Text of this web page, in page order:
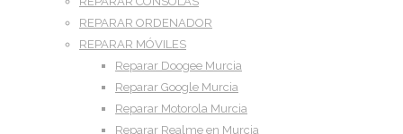
REPARAR ORDENADOR
REPARAR MÓVILES
Reparar Doogee Murcia
Reparar Google Murcia
Reparar Motorola Murcia
Reparar Realme en Murcia